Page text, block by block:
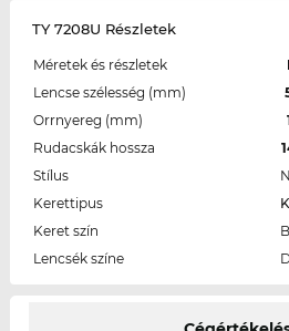
TY 7208U Részletek
Méretek és részletek
Lencse szélesség (mm)
Orrnyereg (mm)
Rudacskák hossza
Stílus
Kerettipus
Keret szín
Lencsék színe